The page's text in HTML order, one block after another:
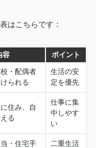
はこちらです：
容 ポイント
・配偶者
られる
生活の安
定を優先
住み、自
る
仕事に集
中しやす
い
・住宅手
二重生活